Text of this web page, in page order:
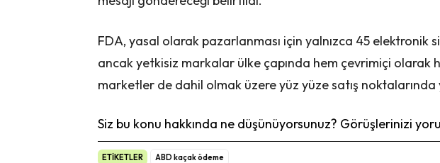
FDA, yasal olarak pazarlanması için yalnızca 45 elektronik
ancak yetkisiz markalar ülke çapında hem çevrimiçi olarak
marketler de dahil olmak üzere yüz yüze satış noktalarında
Siz bu konu hakkında ne düşünüyorsunuz? Görüşlerinizi
ETİKETLER ABD kaçak ödeme